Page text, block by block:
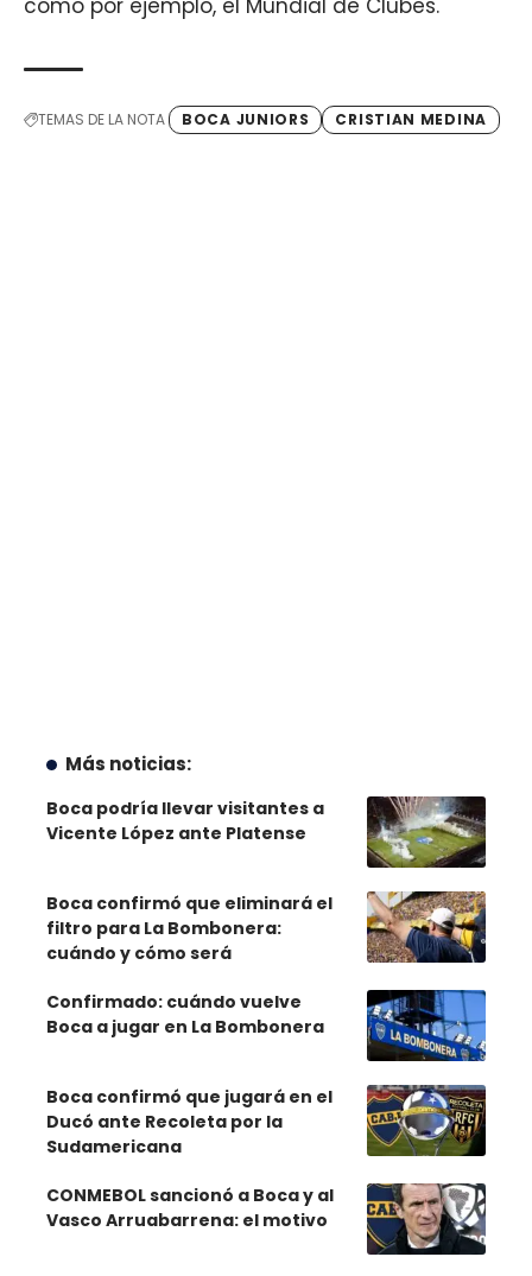
cómo por ejemplo, el Mundial de Clubes.
TEMAS DE LA NOTA BOCA JUNIORS CRISTIAN MEDINA
Más noticias:
Boca podría llevar visitantes a
Vicente López ante Platense
Boca confirmó que eliminará el
filtro para La Bombonera:
cuándo y cómo será
Confirmado: cuándo vuelve
Boca a jugar en La Bombonera
Boca confirmó que jugará en el
Ducó ante Recoleta por la
Sudamericana
CONMEBOL sancionó a Boca y al
Vasco Arruabarrena: el motivo